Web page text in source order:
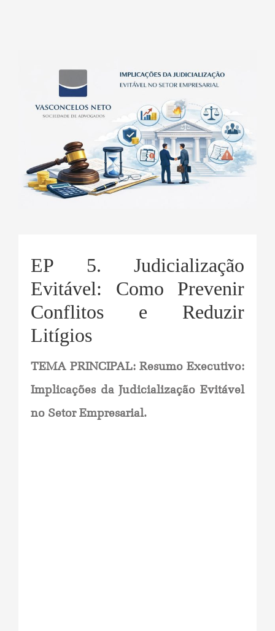
EP 5. Judicialização
Evitável: Como Prevenir
Conflitos e Reduzir
Litígios
TEMA PRINCIPAL: Resumo Executivo:
Implicações da Judicialização Evitável
no Setor Empresarial.